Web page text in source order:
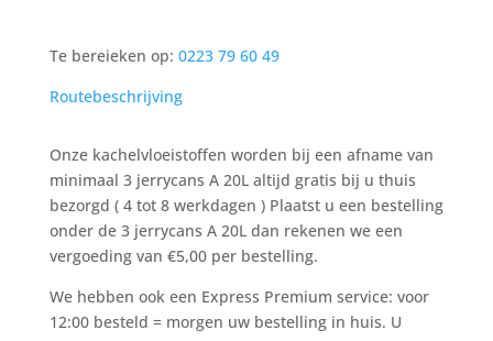
Te bereieken op: ‭ 0223 79 60 49‬
Routebeschrijving
Onze kachelvloeistoffen worden bij een afname van
minimaal 3 jerrycans A 20L altijd gratis bij u thuis
bezorgd ( 4 tot 8 werkdagen ) Plaatst u een bestelling
onder de 3 jerrycans A 20L dan rekenen we een
vergoeding van €5,00 per bestelling.
We hebben ook een Express Premium service: voor
12:00 besteld = morgen uw bestelling in huis. U